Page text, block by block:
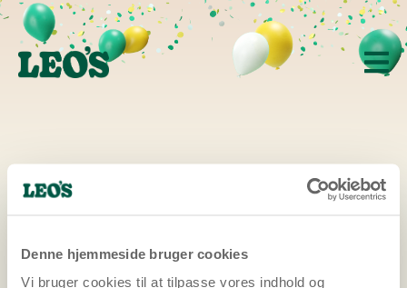
Denne hjemmeside bruger cookies
Vi bruger cookies til at tilpasse vores indhold og